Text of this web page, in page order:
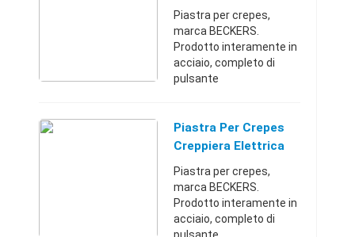
Volturno (Caserta)
Piastra per crepes,
marca BECKERS.
Prodotto interamente in
acciaio, completo di
pulsante
temperatura regolabile e
alimentazione 220v.
- profo ...
Piastra Per Crepes
Creppiera Elettrica
Piastra per crepes,
marca BECKERS.
Prodotto interamente in
acciaio, completo di